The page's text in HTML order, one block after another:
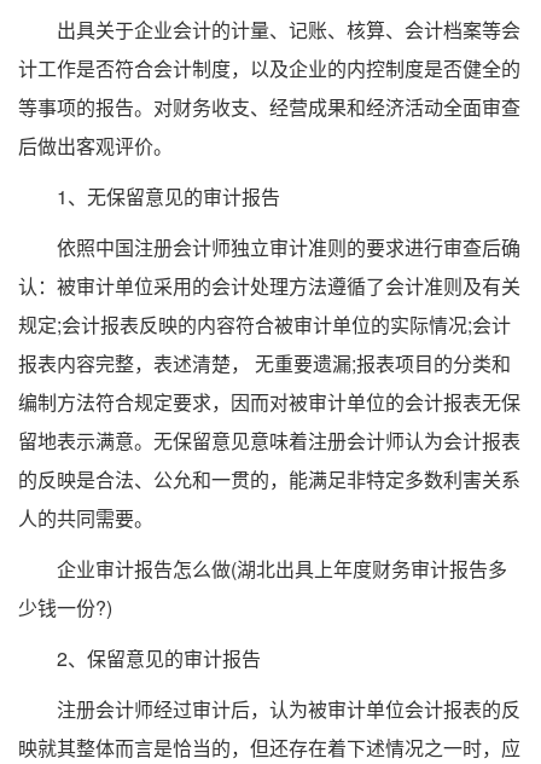
出具关于企业会计的计量、记账、核算、会计档案等会
计工作是否符合会计制度，以及企业的内控制度是否健全的
等事项的报告。对财务收支、经营成果和经济活动全面审查
后做出客观评价。
1、无保留意见的审计报告
依照中国注册会计师独立审计准则的要求进行审查后确
认：被审计单位采用的会计处理方法遵循了会计准则及有关
规定;会计报表反映的内容符合被审计单位的实际情况;会计
报表内容完整，表述清楚， 无重要遗漏;报表项目的分类和
编制方法符合规定要求，因而对被审计单位的会计报表无保
留地表示满意。无保留意见意味着注册会计师认为会计报表
的反映是合法、公允和一贯的，能满足非特定多数利害关系
人的共同需要。
企业审计报告怎么做(湖北出具上年度财务审计报告多
少钱一份?)
2、保留意见的审计报告
注册会计师经过审计后，认为被审计单位会计报表的反
映就其整体而言是恰当的，但还存在着下述情况之一时，应